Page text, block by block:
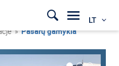
LT
»Pašarų gamykla